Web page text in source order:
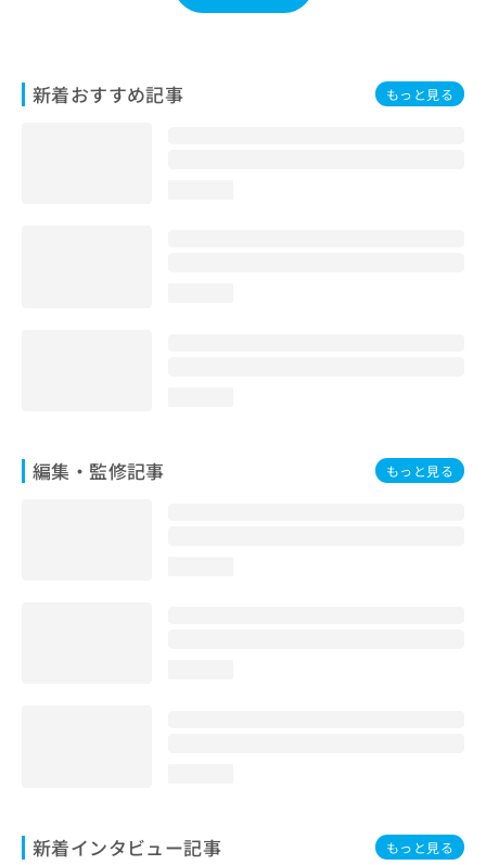
新着おすすめ記事 もっと見る
編集・監修記事 もっと見る
新着インタビュー記事 もっと見る
わ